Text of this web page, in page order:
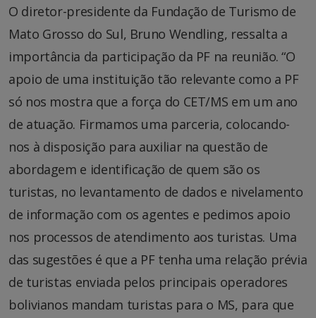
O diretor-presidente da Fundação de Turismo de
Mato Grosso do Sul, Bruno Wendling, ressalta a
importância da participação da PF na reunião. “O
apoio de uma instituição tão relevante como a PF
só nos mostra que a força do CET/MS em um ano
de atuação. Firmamos uma parceria, colocando-
nos à disposição para auxiliar na questão de
abordagem e identificação de quem são os
turistas, no levantamento de dados e nivelamento
de informação com os agentes e pedimos apoio
nos processos de atendimento aos turistas. Uma
das sugestões é que a PF tenha uma relação prévia
de turistas enviada pelos principais operadores
bolivianos mandam turistas para o MS, para que